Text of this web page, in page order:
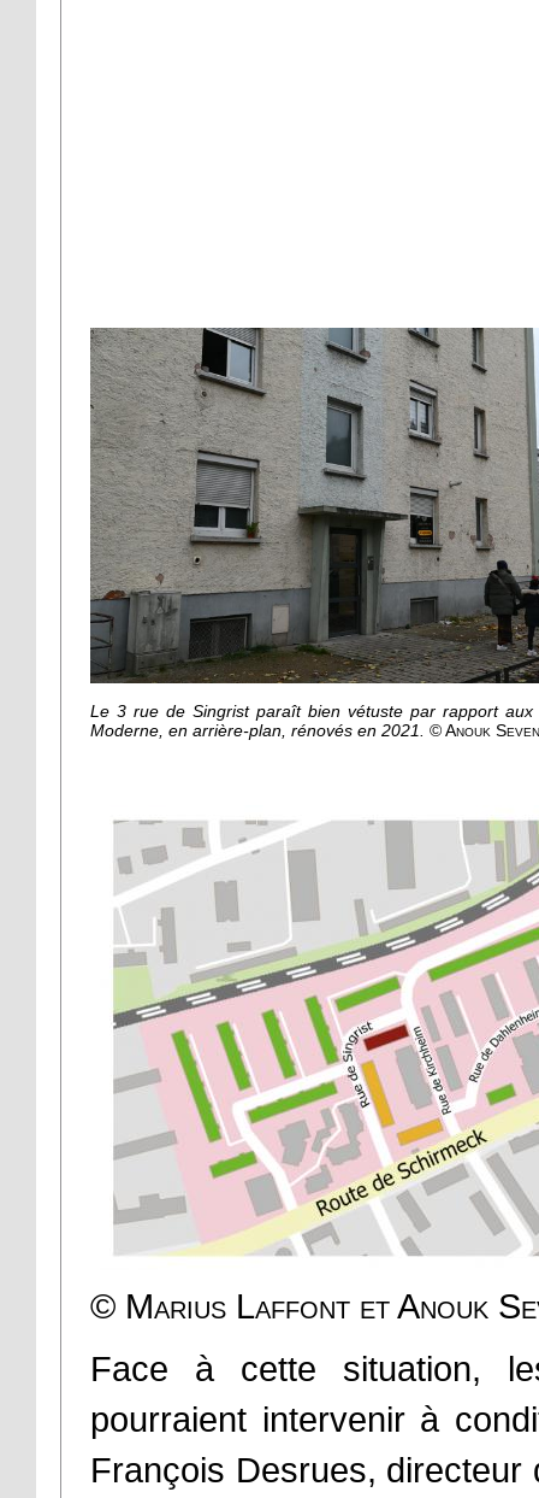
Le 3 rue de Singrist paraît bien vétuste par rapport aux
Moderne, en arrière-plan, rénovés en 2021. © Anouk
© Marius Laffont et Anouk
Face à cette situation,
pourraient intervenir à
François Desrues,